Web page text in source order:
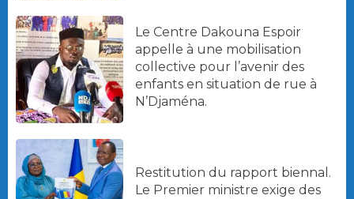
Le Centre Dakouna Espoir
appelle à une mobilisation
collective pour l’avenir des
enfants en situation de rue à
N’Djaména.
Restitution du rapport biennal.
Le Premier ministre exige des